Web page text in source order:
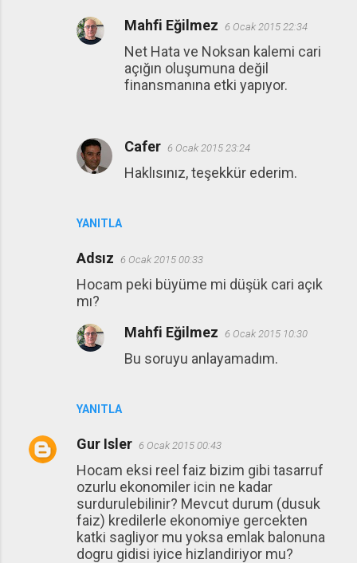
YANITLA
Mahfi Eğilmez 6 Ocak 2015 22:34
Net Hata ve Noksan kalemi cari
açığın oluşumuna değil
finansmanına etki yapıyor.
Cafer 6 Ocak 2015 23:24
Haklısınız, teşekkür ederim.
Adsız 6 Ocak 2015 00:33
Hocam peki büyüme mi düşük cari açık
mı?
YANITLA
Mahfi Eğilmez 6 Ocak 2015 10:30
Bu soruyu anlayamadım.
Gur Isler 6 Ocak 2015 00:43
Hocam eksi reel faiz bizim gibi tasarruf
ozurlu ekonomiler icin ne kadar
surdurulebilinir? Mevcut durum (dusuk
faiz) kredilerle ekonomiye gercekten
katki sagliyor mu yoksa emlak balonuna
dogru gidisi iyice hizlandiriyor mu?